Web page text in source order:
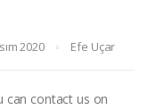
2020 Efe Uçar
can contact us on